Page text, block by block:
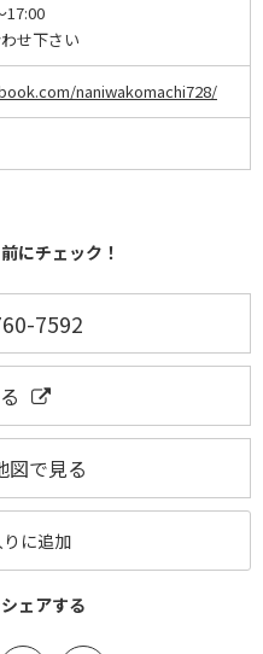
17:00
せ下さい
naniwakomachi728/
にチェック！
7592
図で見る
に追加
ェアする